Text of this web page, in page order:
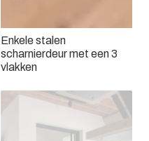
Enkele stalen
scharnierdeur met een 3
vlakken